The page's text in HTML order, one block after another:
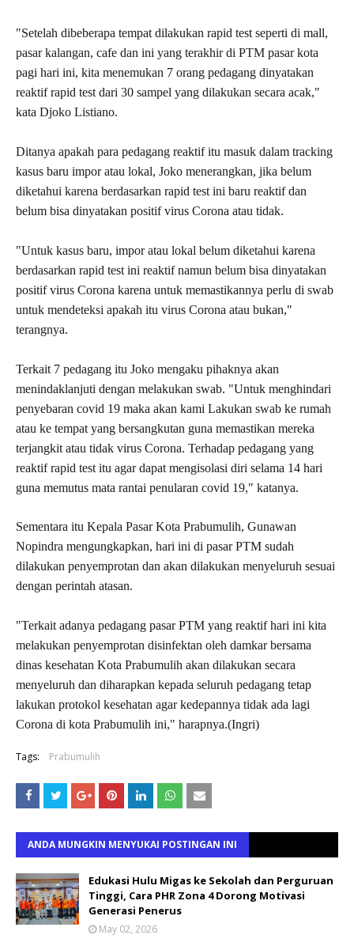
"Setelah dibeberapa tempat dilakukan rapid test seperti di mall,
pasar kalangan, cafe dan ini yang terakhir di PTM pasar kota
pagi hari ini, kita menemukan 7 orang pedagang dinyatakan
reaktif rapid test dari 30 sampel yang dilakukan secara acak,"
kata Djoko Listiano.
Ditanya apakah para pedagang reaktif itu masuk dalam tracking
kasus baru impor atau lokal, Joko menerangkan, jika belum
diketahui karena berdasarkan rapid test ini baru reaktif dan
belum bisa dinyatakan positif virus Corona atau tidak.
"Untuk kasus baru, impor atau lokal belum diketahui karena
berdasarkan rapid test ini reaktif namun belum bisa dinyatakan
positif virus Corona karena untuk memastikannya perlu di swab
untuk mendeteksi apakah itu virus Corona atau bukan,"
terangnya.
Terkait 7 pedagang itu Joko mengaku pihaknya akan
menindaklanjuti dengan melakukan swab. "Untuk menghindari
penyebaran covid 19 maka akan kami Lakukan swab ke rumah
atau ke tempat yang bersangkutan guna memastikan mereka
terjangkit atau tidak virus Corona. Terhadap pedagang yang
reaktif rapid test itu agar dapat mengisolasi diri selama 14 hari
guna memutus mata rantai penularan covid 19," katanya.
Sementara itu Kepala Pasar Kota Prabumulih, Gunawan
Nopindra mengungkapkan, hari ini di pasar PTM sudah
dilakukan penyemprotan dan akan dilakukan menyeluruh sesuai
dengan perintah atasan.
"Terkait adanya pedagang pasar PTM yang reaktif hari ini kita
melakukan penyemprotan disinfektan oleh damkar bersama
dinas kesehatan Kota Prabumulih akan dilakukan secara
menyeluruh dan diharapkan kepada seluruh pedagang tetap
lakukan protokol kesehatan agar kedepannya tidak ada lagi
Corona di kota Prabumulih ini," harapnya.(Ingri)
Tags: Prabumulih
ANDA MUNGKIN MENYUKAI POSTINGAN INI
Edukasi Hulu Migas ke Sekolah dan Perguruan
Tinggi, Cara PHR Zona 4 Dorong Motivasi
Generasi Penerus
May 02, 2026